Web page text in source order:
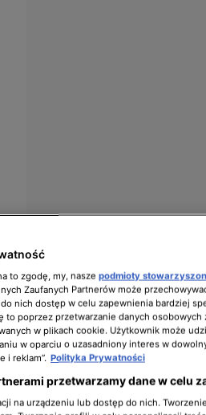
to zgodę, my, nasze podmioty
Zaufanych Partnerów może
nich dostęp w celu zapewnienia bardziej
to poprzez przetwarzanie danych osobowych
w plikach cookie. Użytkownik może
w oparciu o uzasadniony interes w
i reklam”. Polityka Prywatności
przetwarzamy dane w celu
na urządzeniu lub dostęp do nich.